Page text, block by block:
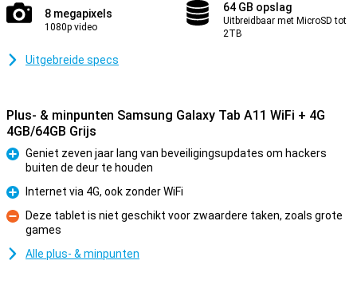
8 megapixels
1080p video
64 GB opslag
Uitbreidbaar met MicroSD tot
2TB
Uitgebreide specs
Plus- & minpunten Samsung Galaxy Tab A11 WiFi + 4G
4GB/64GB Grijs
Pluspunt
Geniet zeven jaar lang van beveiligingsupdates om hackers
buiten de deur te houden
Pluspunt
Internet via 4G, ook zonder WiFi
Minpunt
Deze tablet is niet geschikt voor zwaardere taken, zoals grote
games
Alle plus- & minpunten